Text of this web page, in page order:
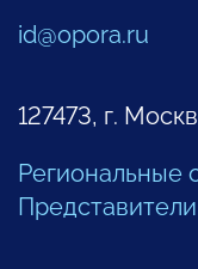
id@opora.ru
127473, г.
Региональные